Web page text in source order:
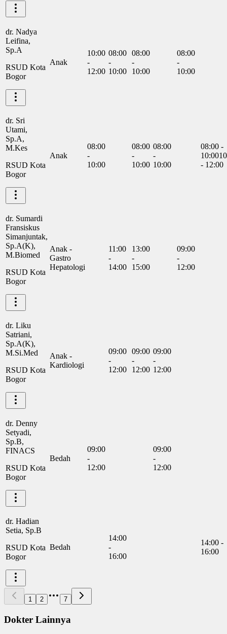
dr. Nadya
Leifina,
Sp.A
RSUD Kota
Bogor
Anak
10:00
-
12:00
08:00
-
10:00
08:00
-
10:00
08:00
-
10:00
dr. Sri
Utami,
Sp.A,
M.Kes
RSUD Kota
Bogor
Anak
08:00
-
10:00
08:00
-
10:00
08:00
-
10:00
08:00 -
10:00
- 12:00
dr. Sumardi
Fransiskus
Simanjuntak,
Sp.A(K),
M.Biomed
RSUD Kota
Bogor
Anak -
Gastro
Hepatologi
11:00
-
14:00
13:00
-
15:00
09:00
-
12:00
dr. Liku
Satriani,
Sp.A(K),
M.Si.Med
RSUD Kota
Bogor
Anak -
Kardiologi
09:00
-
12:00
09:00
-
12:00
09:00
-
12:00
dr. Denny
Setyadi,
Sp.B,
FINACS
RSUD Kota
Bogor
Bedah
09:00
-
12:00
09:00
-
12:00
dr. Hadian
Setia, Sp.B
RSUD Kota
Bogor
Bedah
14:00
-
16:00
14:00 -
16:00
1 2 7
Dokter Lainnya